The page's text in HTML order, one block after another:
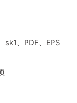
sk1、PDF、EPS